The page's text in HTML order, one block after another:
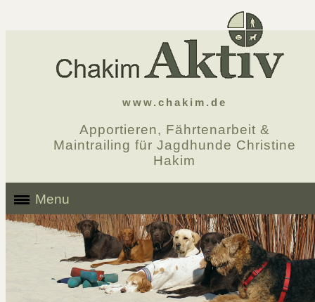
www.chakim.de
Apportieren, Fährtenarbeit &
Maintrailing für Jagdhunde Christine
Hakim
Menu